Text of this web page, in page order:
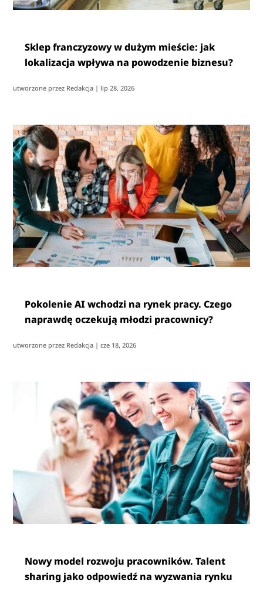
Sklep franczyzowy w dużym mieście: jak
lokalizacja wpływa na powodzenie biznesu?
utworzone przez Redakcja | lip 28, 2026
Pokolenie AI wchodzi na rynek pracy. Czego
naprawdę oczekują młodzi pracownicy?
utworzone przez Redakcja |cze 18, 2026
Nowy model rozwoju pracowników. Talent
sharing jako odpowiedź na wyzwania rynku